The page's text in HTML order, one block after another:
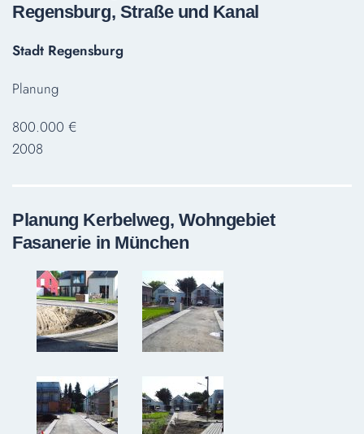
Regensburg, Straße und Kanal
Stadt Regensburg
Planung
800.000 €
2008
Planung Kerbelweg, Wohngebiet
Fasanerie in München